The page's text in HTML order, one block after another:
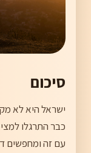
סיכום
ישראל היא לא
כבר התרגלו
עם זה ומחפשים